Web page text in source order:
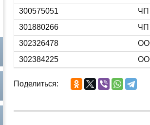
300575051
ЧП
301880266
ЧП
302326478
302384225
Поделиться: